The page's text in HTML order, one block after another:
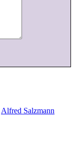
Alfred Salzmann